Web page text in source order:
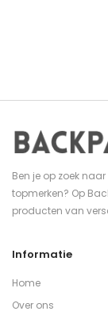
Ben je op zoek
topmerken? Op
producten van
Informatie
Home
Over ons